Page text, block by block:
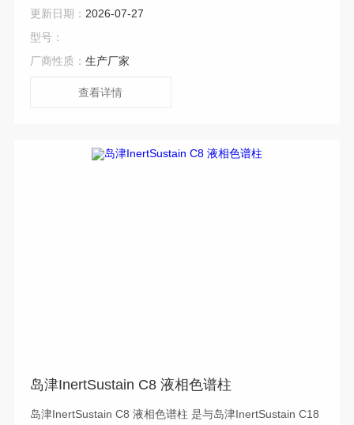
优秀。由于惰性高，分析时，强酸强碱性化合物都不会吸
更新日期： 2026-07-27
型号：
厂商性质： 生产厂家
查看详情
岛津InertSustain C8 液相色谱柱
岛津InertSustain C8 液相色谱柱 是与岛津InertSustain C18